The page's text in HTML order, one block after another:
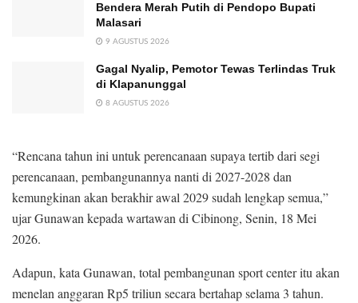
Bendera Merah Putih di Pendopo Bupati
Malasari
9 AGUSTUS 2026
Gagal Nyalip, Pemotor Tewas Terlindas Truk
di Klapanunggal
8 AGUSTUS 2026
“Rencana tahun ini untuk perencanaan supaya tertib dari segi
perencanaan, pembangunannya nanti di 2027-2028 dan
kemungkinan akan berakhir awal 2029 sudah lengkap semua,”
ujar Gunawan kepada wartawan di Cibinong, Senin, 18 Mei
2026.
Adapun, kata Gunawan, total pembangunan sport center itu akan
menelan anggaran Rp5 triliun secara bertahap selama 3 tahun.